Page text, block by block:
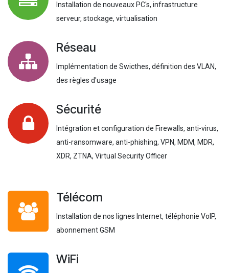
Installation de nouveaux PC's, infrastructure
serveur, stockage, virtualisation
Réseau
Implémentation de Swicthes, définition des VLAN,
des règles d'usage
Sécurité
Intégration et configuration de Firewalls, anti-virus,
anti-ransomware, anti-phishing, VPN, MDM, MDR,
XDR, ZTNA, Virtual Security Officer
Télécom
Installation de nos lignes Internet, téléphonie VoIP,
abonnement GSM
WiFi